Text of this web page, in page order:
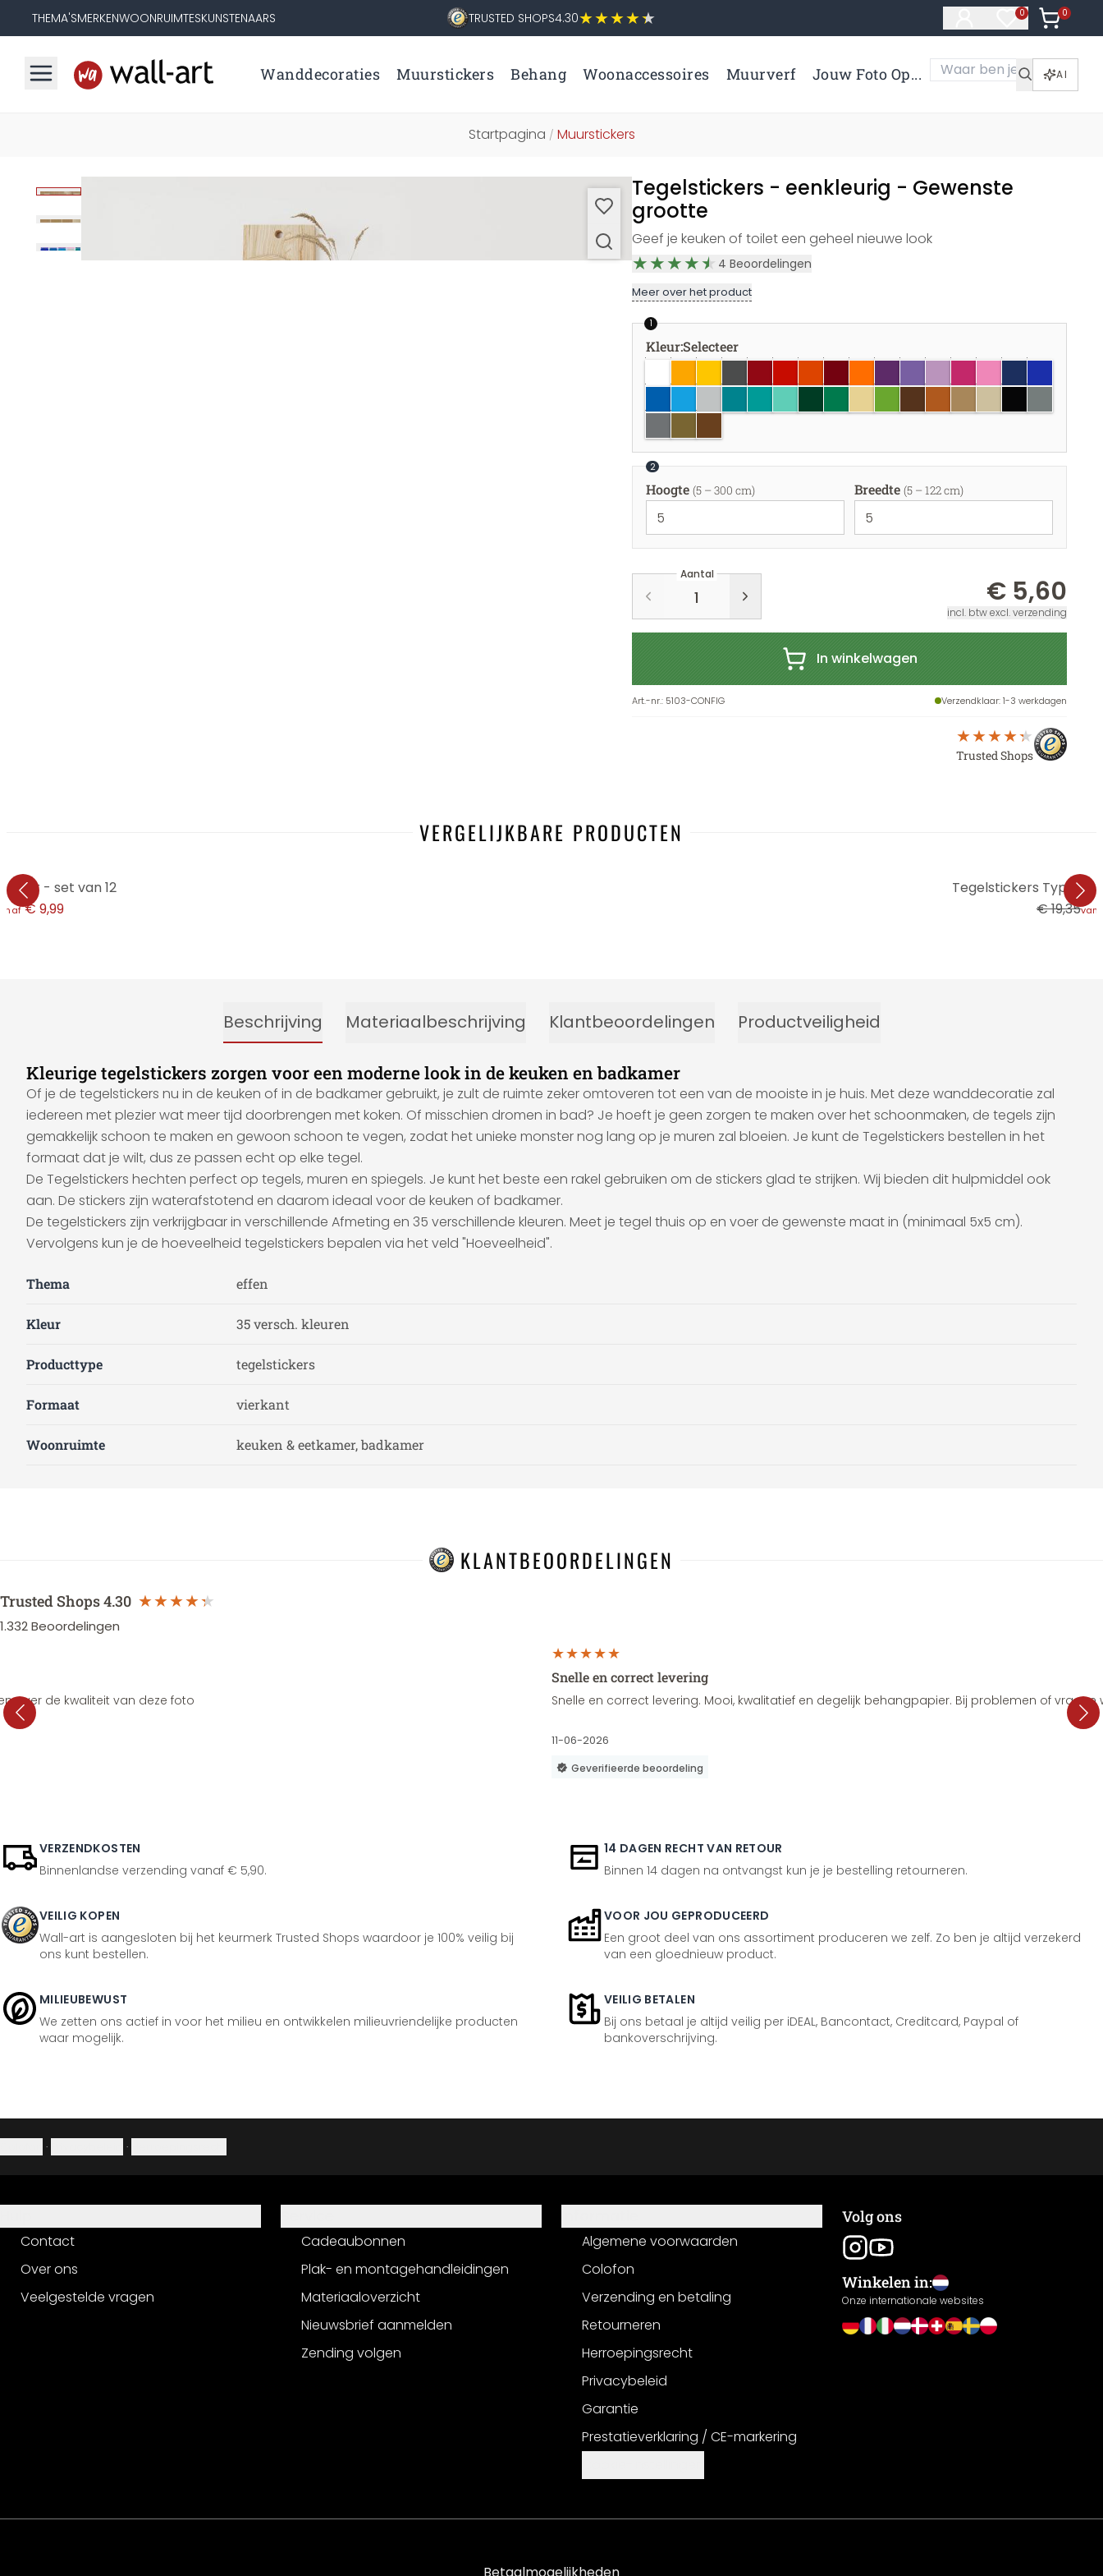
THEMA'SMERKENWOONRUIMTESKUNSTENAARS TRUSTED SHOPS4.30 0
Artikelen in
0
Artikelen
Wanddecoraties Muurstickers Behang Woonaccessoires Muurverf Jouw Foto Op... AI
Startpagina / Muurstickers
Tegelstickers - eenkleurig - Gewenste
grootte
Geef je keuken of toilet een geheel nieuwe look
4 Beoordelingen
Meer over het product
1
Kleur:Selecteer
2
Hoogte (5 – 300 cm) Breedte (5 – 122 cm)
Aantal
€ 5,60
incl. btw excl. verzending
In winkelwagen
Art.-nr.: 5103-CONFIG Verzendklaar: 1-3 werkdagen
Trusted Shops
VERGELIJKBARE PRODUCTEN
- set van 12
€ 9,99
Tegelstickers Typisch
€ 19,35
Beschrijving Materiaalbeschrijving Klantbeoordelingen Productveiligheid
Kleurige tegelstickers zorgen voor een moderne look in de keuken en badkamer
Of je de tegelstickers nu in de keuken of in de badkamer gebruikt, je zult de ruimte zeker omtoveren tot een van de mooiste in je huis. Met deze wanddecoratie zal
iedereen met plezier wat meer tijd doorbrengen met koken. Of misschien dromen in bad? Je hoeft je geen zorgen te maken over het schoonmaken, de tegels zijn
gemakkelijk schoon te maken en gewoon schoon te vegen, zodat het unieke monster nog lang op je muren zal bloeien. Je kunt de Tegelstickers bestellen in het
formaat dat je wilt, dus ze passen echt op elke tegel.
De Tegelstickers hechten perfect op tegels, muren en spiegels. Je kunt het beste een rakel gebruiken om de stickers glad te strijken. Wij bieden dit hulpmiddel ook
aan. De stickers zijn waterafstotend en daarom ideaal voor de keuken of badkamer.
De tegelstickers zijn verkrijgbaar in verschillende Afmeting en 35 verschillende kleuren. Meet je tegel thuis op en voer de gewenste maat in (minimaal 5x5 cm).
Vervolgens kun je de hoeveelheid tegelstickers bepalen via het veld "Hoeveelheid".
Thema effen
Kleur 35 versch. kleuren
Producttype tegelstickers
Formaat vierkant
Woonruimte keuken & eetkamer, badkamer
KLANTBEOORDELINGEN
Trusted Shops4.30
1.332Beoordelingen
over de kwaliteit van deze foto
Snelle en correct levering
Snelle en correct levering. Mooi, kwalitatief en degelijk behangpapier. Bij problemen of
11-06-2026
Geverifieerde beoordeling
VERZENDKOSTEN
Binnenlandse verzending vanaf € 5,90.
14 DAGEN RECHT VAN RETOUR
Binnen 14 dagen na ontvangst kun je je bestelling retourneren.
VEILIG KOPEN
Wall-art is aangesloten bij het keurmerk Trusted Shops waardoor je 100% veilig bij
ons kunt bestellen.
VOOR JOU GEPRODUCEERD
Een groot deel van ons assortiment produceren we zelf. Zo ben je altijd verzekerd
van een gloednieuw product.
MILIEUBEWUST
We zetten ons actief in voor het milieu en ontwikkelen milieuvriendelijke producten
waar mogelijk.
VEILIG BETALEN
Bij ons betaal je altijd veilig per iDEAL, Bancontact, Creditcard, Paypal of
bankoverschrijving.
· ·
Contact
Over ons
Veelgestelde vragen
Cadeaubonnen
Plak- en montagehandleidingen
Materiaaloverzicht
Nieuwsbrief aanmelden
Zending volgen
Algemene voorwaarden
Colofon
Verzending en betaling
Retourneren
Herroepingsrecht
Privacybeleid
Garantie
Prestatieverklaring / CE-markering
Volg ons
Winkelen in:
Onze internationale websites